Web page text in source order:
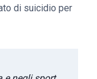
di suicidio per